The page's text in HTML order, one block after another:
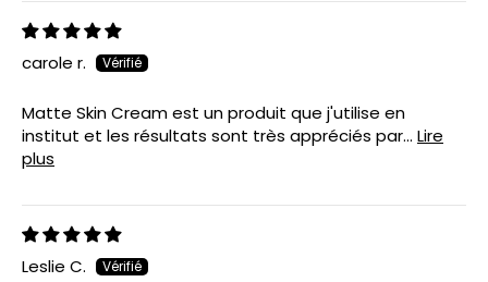
carole r.
Matte Skin Cream est un produit que j'utilise en
institut et les résultats sont très appréciés par... Lire
plus
Leslie C.